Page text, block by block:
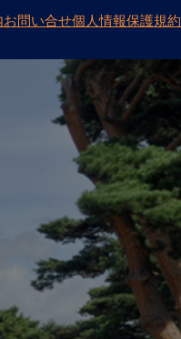
お問い合せ個人情報保護規約